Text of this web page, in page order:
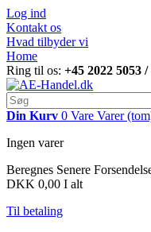
Log ind
Kontakt os
Hvad tilbyder vi
Home
Ring til os: +45 2022 5053
Din Kurv 0 Vare Varer
Ingen varer
Beregnes Senere
DKK 0,00 I alt
Til betaling